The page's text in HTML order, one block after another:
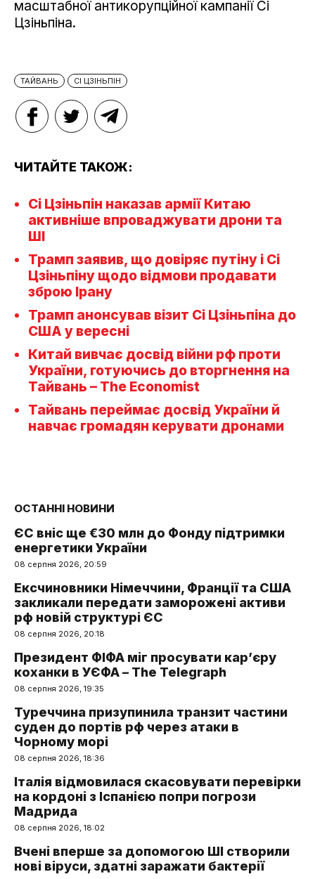
масштабної антикорупційної кампанії Сі
Цзіньпіна.
ТАЙВАНЬ СІ ЦЗІНЬПІН
ЧИТАЙТЕ ТАКОЖ:
Сі Цзіньпін наказав армії Китаю
активніше впроваджувати дрони та
ШІ
Трамп заявив, що довіряє путіну і Сі
Цзіньпіну щодо відмови продавати
зброю Ірану
Трамп анонсував візит Сі Цзіньпіна до
США у вересні
Китай вивчає досвід війни рф проти
України, готуючись до вторгнення на
Тайвань – The Economist
Тайвань переймає досвід України й
навчає громадян керувати дронами
ОСТАННІ НОВИНИ
ЄС вніс ще €30 млн до Фонду підтримки
енергетики України
08 серпня 2026, 20:59
Ексчиновники Німеччини, Франції та США
закликали передати заморожені активи
рф новій структурі ЄС
08 серпня 2026, 20:18
Президент ФІФА міг просувати кар’єру
коханки в УЄФА – The Telegraph
08 серпня 2026, 19:35
Туреччина призупинила транзит частини
суден до портів рф через атаки в
Чорному морі
08 серпня 2026, 18:36
Італія відмовилася скасовувати перевірки
на кордоні з Іспанією попри погрози
Мадрида
08 серпня 2026, 18:02
Вчені вперше за допомогою ШІ створили
нові віруси, здатні заражати бактерії